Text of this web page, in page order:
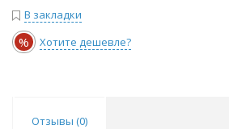
В закладки
% Хотите дешевле?
Отзывы (0)